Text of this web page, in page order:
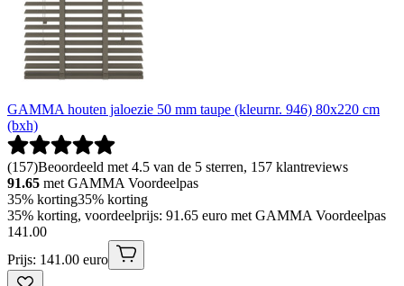
GAMMA houten jaloezie 50 mm taupe (kleurnr. 946) 80x220 cm
(bxh)
(157)Beoordeeld met 4.5 van de 5 sterren, 157 klantreviews
91.65 met GAMMA Voordeelpas
35% korting35% korting
35% korting, voordeelprijs: 91.65 euro met GAMMA Voordeelpas
141 .00
Prijs: 141.00 euro